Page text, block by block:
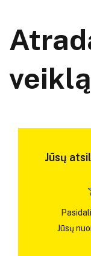
veiklą
Jūsų
Jūsų